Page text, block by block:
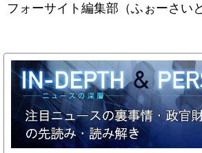
フォーサイト編集部（ふぉーさい